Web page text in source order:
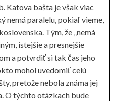
Katova bašta je však viac
nemá paralelu, pokiaľ vieme,
Tým, že „nemá
istejšie a presnejšie
a potvrdiť si tak čas jeho
mohol uvedomiť celú
pretože nebola známa jej
O týchto otázkach bude